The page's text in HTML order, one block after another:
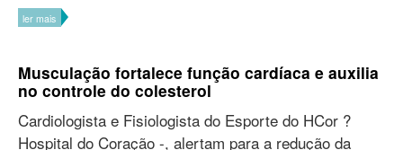
ler mais
Musculação fortalece função cardíaca e auxilia
no controle do colesterol
Cardiologista e Fisiologista do Esporte do HCor ?
Hospital do Coração -, alertam para a redução da